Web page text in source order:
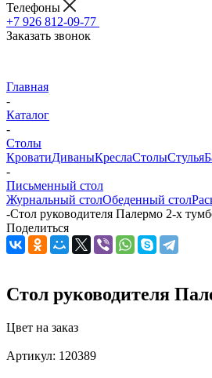
Телефоны
+7 926 812-09-77
Заказать звонок
Главная
-
Каталог
-
Столы
КроватиДиваныКреслаСтолыСтулья
-
Письменный стол
Журнальный столОбеденный стол
-Стол руководителя Палермо 2-х
Поделиться
Стол руководителя
Цвет на заказ
Артикул: 120389